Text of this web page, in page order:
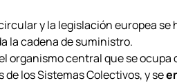
y la legislación europea se
la cadena de suministro.
organismo central que se ocupa
los Sistemas Colectivos, y se